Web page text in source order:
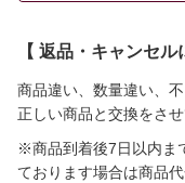
【 返品・キャンセル
商品違い、数量違い、
正しい商品と交換をさせ
※商品到着後7日以内ま
ております場合は商品